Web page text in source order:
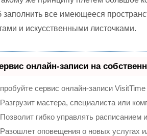
заполнить все имеющееся
и искусственными листочками.
онлайн-записи на
сервис онлайн-записи
мастера, специалиста или
гибко управлять расписанием и
оповещения о новых услугах